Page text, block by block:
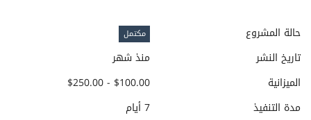
حالة المشروع مكتمل
تاريخ النشر
منذ شهر
الميزانية
$100.00 - $250.00
مدة التنفيذ
7 أيام